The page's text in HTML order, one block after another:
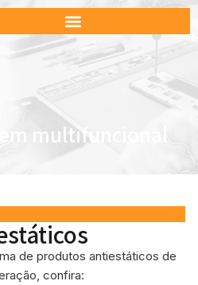
multifuncional
de produtos antiestáticos de
confira: